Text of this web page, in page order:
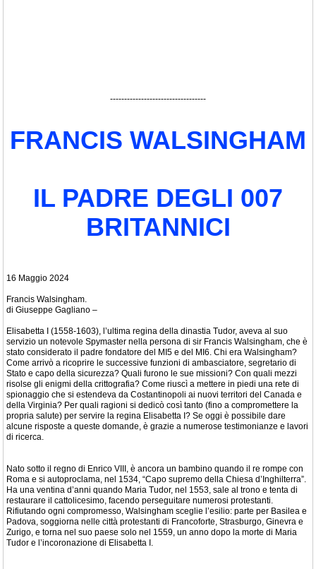
----------------------------------
FRANCIS WALSINGHAM
IL PADRE DEGLI 007
BRITANNICI
16 Maggio 2024
Francis Walsingham.
di Giuseppe Gagliano –
Elisabetta I (1558-1603), l’ultima regina della dinastia Tudor, aveva al suo
servizio un notevole Spymaster nella persona di sir Francis Walsingham, che è
stato considerato il padre fondatore del MI5 e del MI6. Chi era Walsingham?
Come arrivò a ricoprire le successive funzioni di ambasciatore, segretario di
Stato e capo della sicurezza? Quali furono le sue missioni? Con quali mezzi
risolse gli enigmi della crittografia? Come riuscì a mettere in piedi una rete di
spionaggio che si estendeva da Costantinopoli ai nuovi territori del Canada e
della Virginia? Per quali ragioni si dedicò così tanto (fino a compromettere la
propria salute) per servire la regina Elisabetta I? Se oggi è possibile dare
alcune risposte a queste domande, è grazie a numerose testimonianze e lavori
di ricerca.
Nato sotto il regno di Enrico VIII, è ancora un bambino quando il re rompe con
Roma e si autoproclama, nel 1534, “Capo supremo della Chiesa d’Inghilterra”.
Ha una ventina d’anni quando Maria Tudor, nel 1553, sale al trono e tenta di
restaurare il cattolicesimo, facendo perseguitare numerosi protestanti.
Rifiutando ogni compromesso, Walsingham sceglie l’esilio: parte per Basilea e
Padova, soggiorna nelle città protestanti di Francoforte, Strasburgo, Ginevra e
Zurigo, e torna nel suo paese solo nel 1559, un anno dopo la morte di Maria
Tudor e l’incoronazione di Elisabetta I.